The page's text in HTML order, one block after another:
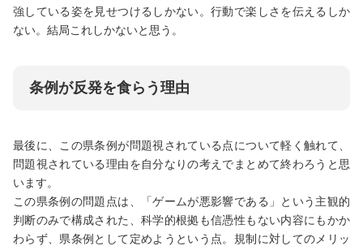
強している姿を見せつけるしかない。行動で楽しさを伝えるしか
ない。結局これしかないと思う。
条例が反発を食らう理由
最後に、この県条例が問題視されている点について軽く触れて、
問題視されている理由を自分なりの考えでまとめて終わろうと思
います。
この県条例の問題点は、「ゲームが悪影響である」という主観的
判断のみで構成された、科学的根拠も信憑性もない内容にもかか
わらず、県条例として定めようという点。規制に対してのメリッ